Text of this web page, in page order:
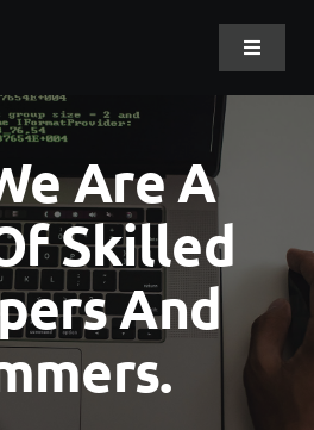
Toggle
Are A
Skilled
And